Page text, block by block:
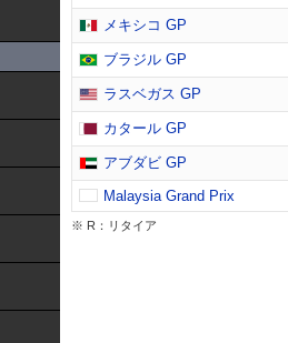
メキシコ GP
ブラジル GP
ラスベガス GP
カタール GP
アブダビ GP
Malaysia Grand Prix
※ R：リタイア